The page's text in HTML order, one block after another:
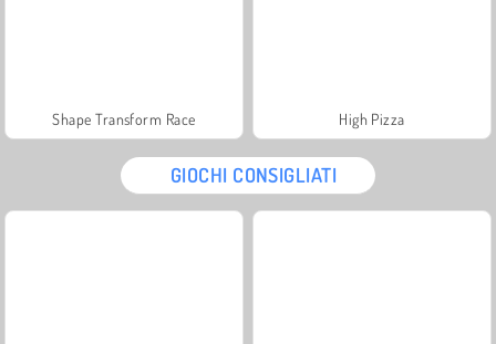
Shape Transform Race High Pizza
GIOCHI CONSIGLIATI